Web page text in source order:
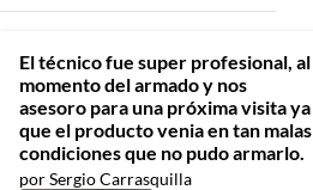
El técnico fue super profesional, al
momento del armado y nos
asesoro para una próxima visita ya
que el producto venia en tan malas
condiciones que no pudo armarlo.
por Sergio Carrasquilla